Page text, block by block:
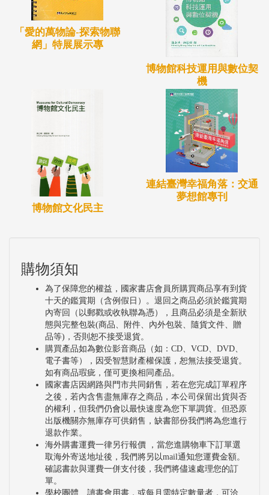
「愛的萬物論-探索物聯
網」特展展示專
博物館科技運用與數位契
機
博物館文化民主
連結臺灣幸福角落：交通
夢想館專刊
購物須知
為了保障您的權益，國家書店會員所購買商品享有到貨
十天的鑑賞期（含例假日）。退回之商品必須於鑑賞期
內寄回（以郵戳或收執聯為憑），且商品必須是全新狀
態與完整包裝(商品、附件、內外包裝、隨貨文件、贈
品等)，否則恕不接受退貨。
購買產品如為數位影音商品（如：CD、VCD、DVD、
電子書等），因受智慧財產權保護，恕無法接受退貨。
如有商品瑕疵，僅可更換相同產品。
國家書店因網路與門市共同銷售，若在您完成訂單程序
之後，若內含售盡無庫存之商品，本公司保留出貨與否
的權利，但我們仍會以最快速度為您下單調貨。但恐原
出版機關亦無庫存可供銷售，缺書部份我們將為您進行
退款作業。
海外購書運費一律另行報價 ，當您進購物車下訂單選
取海外寄送地址後，我們將另以mail通知您運費金額。
確認書款與運費一併支付後，我們將儘速處理您的訂
單。
學校團體、讀書會用書，或每月需特定數量者，可洽